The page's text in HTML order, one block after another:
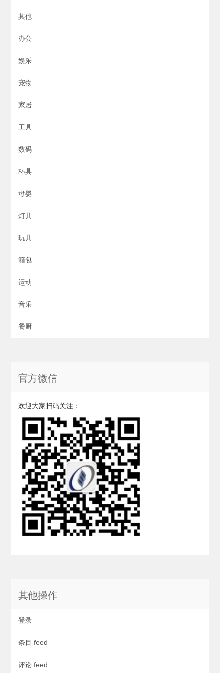
其他
办公
娱乐
宠物
家居
工具
数码
杯具
母婴
灯具
玩具
箱包
运动
音乐
餐厨
官方微信
欢迎大家扫码关注：
其他操作
登录
条目 feed
评论 feed